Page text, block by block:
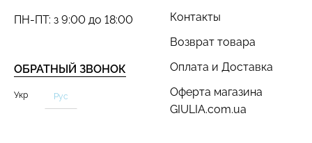
Контакты
Возврат товара
Оплата и Доставка
Оферта магазина
GIULIA.com.ua
ОБРАТНЫЙ ЗВОНОК
ПН-ПТ: з 9:00 до 18:00
Укр Рус